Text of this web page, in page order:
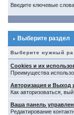
Введите ключевые
Выберите раздел
Выберите нужный
Cookies и их
Преимущества
Авторизация и Выход
Как авторизоваться,
Ваша панель
Редактирование